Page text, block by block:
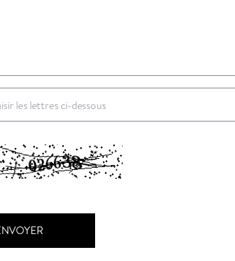
les lettres ci-dessous